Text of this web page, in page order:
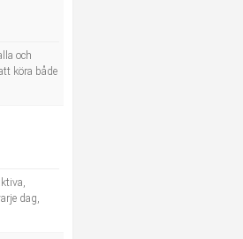
och
köra både
dag,